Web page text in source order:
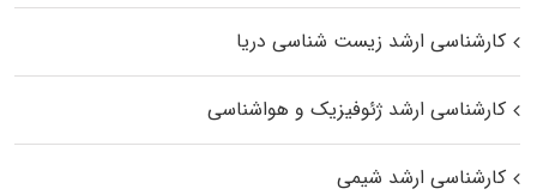
کارشناسی ارشد زیست‌ شناسی دریا
کارشناسی ارشد ژئوفیزیک و هواشناسی
کارشناسی ارشد شیمی